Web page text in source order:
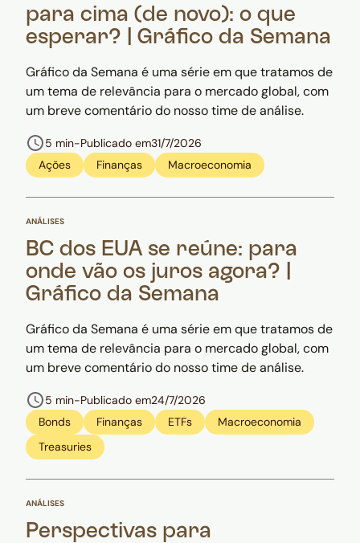
para cima (de novo): o que
esperar? | Gráfico da Semana
Gráfico da Semana é uma série em que tratamos de
um tema de relevância para o mercado global, com
um breve comentário do nosso time de análise.
5 min-Publicado em31/7/2026
Ações
Finanças Macroeconomia
ANÁLISES
BC dos EUA se reúne: para
onde vão os juros agora? |
Gráfico da Semana
Gráfico da Semana é uma série em que tratamos de
um tema de relevância para o mercado global, com
um breve comentário do nosso time de análise.
5 min-Publicado em24/7/2026
Bonds
Finanças ETFs
Macroeconomia
Treasuries
ANÁLISES
Perspectivas para